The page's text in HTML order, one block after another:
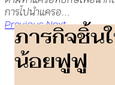
PreviousNext
ภารกิจชิ้น
น้อยฟูฟู